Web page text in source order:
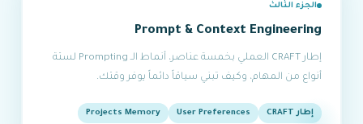
الجزء الثالث
Prompt & Context Engineering
إطار CRAFT العملي بخمسة عناصر، أنماط الـ Prompting لستة
أنواع من المهام، وكيف تبني سياقاً دائماً يوفر وقتك.
إطار CRAFT User Preferences
Projects Memory